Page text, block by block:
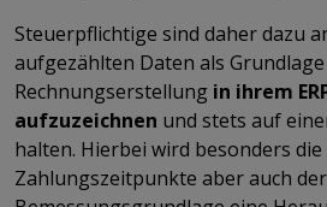
Steuerpflichtige sind daher dazu
aufgezählten Daten als
Rechnungserstellung in ihrem
aufzuzeichnen und stets auf
halten. Hierbei wird besonders
Zahlungszeitpunkte aber auch